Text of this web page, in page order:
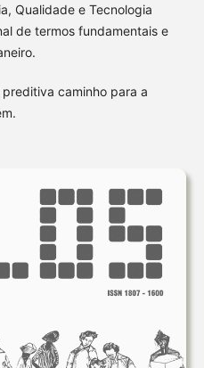
Qualidade e Tecnologia
de termos fundamentais e
caminho para a